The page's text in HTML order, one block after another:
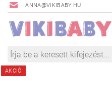
ANNA@VIKIBABY.HU
AKCIÓ